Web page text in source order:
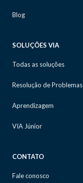
Blog
SOLUÇÕES VIA
Todas as soluções
Resolução de Problemas
Aprendizagem
VIA Júnior
CONTATO
Fale conosco